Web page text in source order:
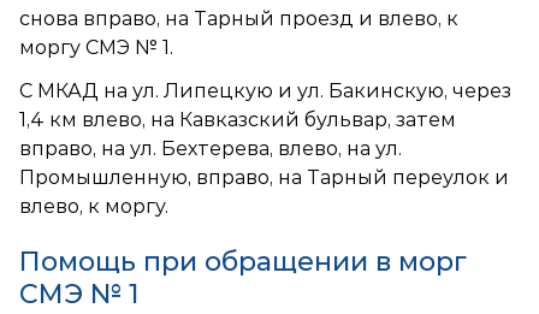
снова вправо, на Тарный проезд и влево, к
моргу СМЭ № 1.
С МКАД на ул. Липецкую и ул. Бакинскую, через
1,4 км влево, на Кавказский бульвар, затем
вправо, на ул. Бехтерева, влево, на ул.
Промышленную, вправо, на Тарный переулок и
влево, к моргу.
Помощь при обращении в морг
СМЭ № 1